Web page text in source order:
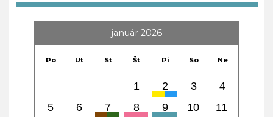
január 2026
Po Ut St Št Pi So Ne
1 2 3
4
5
6 7 8 9 10
11